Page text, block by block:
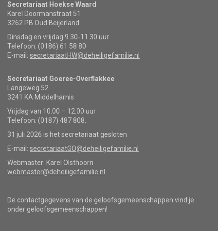
Secretariaat Hoekse Waard
Karel Doormanstraat 51
3262 PB Oud Beijerland
Dinsdag en vrijdag 9.30-11.30 uur
Telefoon: (0186) 61 58 80
E-mail: secretariaatHW@deheiligefamilie.nl
Secretariaat Goeree-Overflakkee
Langeweg 52
3241 KA Middelharnis
Vrijdag van 10.00 – 12.00 uur
Telefoon: (0187) 487 808.
31 juli 2026 is het secretariaat gesloten
E-mail: secretariaatGO@deheiligefamilie.nl
Webmaster: Karel Olsthoorn
webmaster@deheiligefamilie.nl
De contactgegevens van de geloofsgemeenschappen vind je
onder geloofsgemeenschappen!